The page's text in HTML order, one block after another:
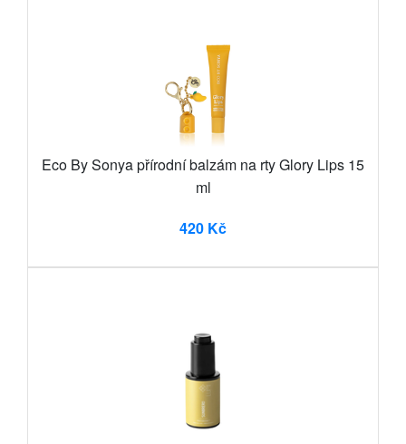
Eco By Sonya přírodní balzám na rty Glory Lips 15
ml
420 Kč